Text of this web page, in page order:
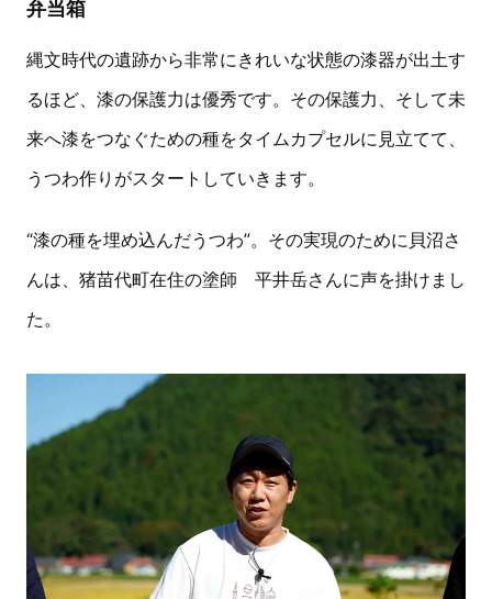
弁当箱
縄文時代の遺跡から非常にきれいな状態の漆器が出土す
るほど、漆の保護力は優秀です。その保護力、そして未
来へ漆をつなぐための種をタイムカプセルに見立てて、
うつわ作りがスタートしていきます。
“漆の種を埋め込んだうつわ”。その実現のために貝沼さ
んは、猪苗代町在住の塗師 平井岳さんに声を掛けまし
た。